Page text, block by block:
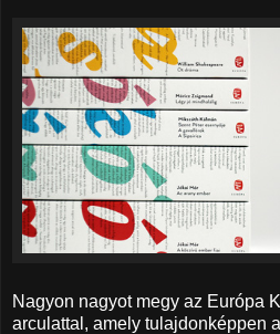
Nagyon nagyot megy az Európa
arculattal, amely tulajdonképpen